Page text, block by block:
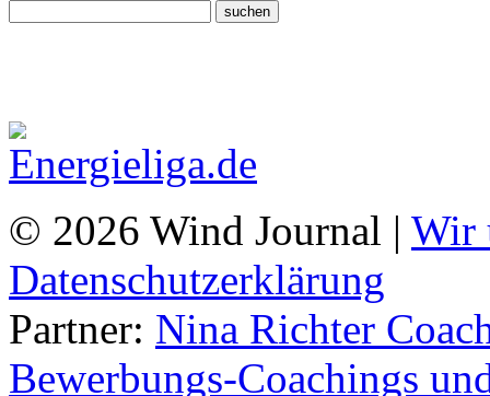
© 2026 Wind Journal | Wir
Datenschutzerklärung
Partner: Nina Richter
Bewerbungs-Coachings